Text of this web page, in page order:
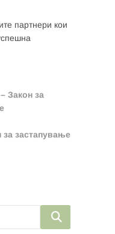
партнери кои
Закон за
за застапување